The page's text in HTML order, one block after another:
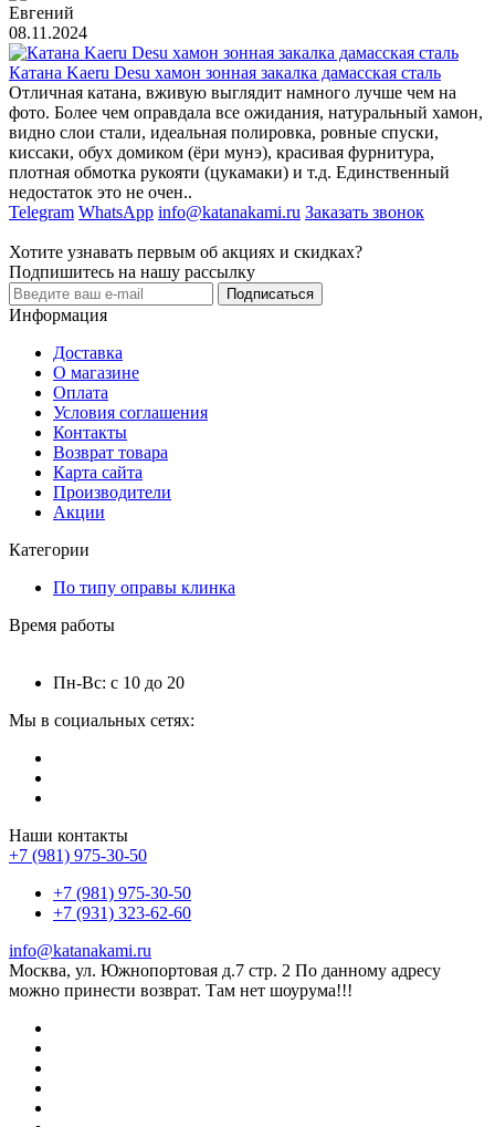
Евгений
08.11.2024
Катана Kaeru Desu хамон зонная закалка дамасская сталь
Отличная катана, вживую выглядит намного лучше чем на
фото. Более чем оправдала все ожидания, натуральный хамон,
видно слои стали, идеальная полировка, ровные спуски,
киссаки, обух домиком (ёри мунэ), красивая фурнитура,
плотная обмотка рукояти (цукамаки) и т.д. Единственный
недостаток это не очен..
Telegram WhatsApp info@katanakami.ru Заказать звонок
Хотите узнавать первым об акциях и скидках?
Подпишитесь на нашу рассылку
Подписаться
Информация
Доставка
О магазине
Оплата
Условия соглашения
Контакты
Возврат товара
Карта сайта
Производители
Акции
Категории
По типу оправы клинка
Время работы
Пн-Вс: с 10 до 20
Мы в социальных сетях:
Наши контакты
+7 (981) 975-30-50
+7 (981) 975-30-50
+7 (931) 323-62-60
info@katanakami.ru
Москва, ул. Южнопортовая д.7 стр. 2 По данному адресу
можно принести возврат. Там нет шоурума!!!